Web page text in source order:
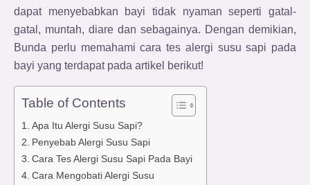
dapat menyebabkan bayi tidak nyaman seperti gatal-
gatal, muntah, diare dan sebagainya. Dengan demikian,
Bunda perlu memahami cara tes alergi susu sapi pada
bayi yang terdapat pada artikel berikut!
Table of Contents
Apa Itu Alergi Susu Sapi?
Penyebab Alergi Susu Sapi
Cara Tes Alergi Susu Sapi Pada Bayi
Cara Mengobati Alergi Susu